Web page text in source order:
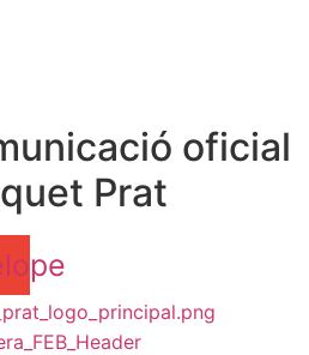
oficial
Prat